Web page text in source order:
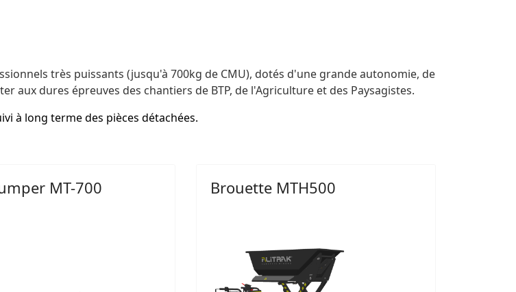
très puissants (jusqu'à 700kg de CMU), dotés d'une grande autonomie, de
aux dures épreuves des chantiers de BTP, de l'Agriculture et des Paysagistes.
à long terme des pièces détachées.
MT-700 Brouette MTH500